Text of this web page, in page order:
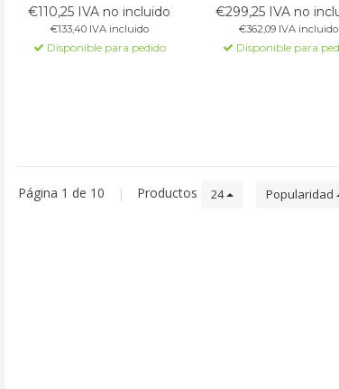
Ideal para hogares, IP66,
cable de 1,4m, ETS5/6
requerido.
€110,25 IVA no incluido
€133,40 IVA incluido
Disponible para pedido
de viento y
Adecuado para
en poste o pared.
€299,25 IVA no
€362,09 IVA incluido
Disponible para
Página 1 de 10 | Productos 24 Popularidad